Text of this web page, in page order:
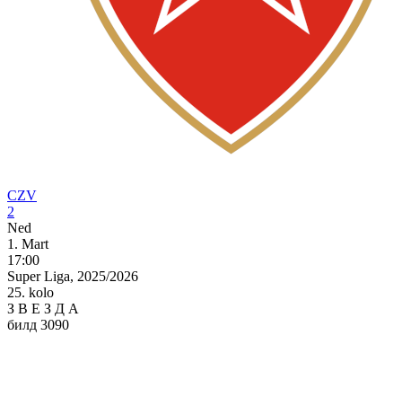
CZV
2
Ned
1. Mart
17:00
Super Liga, 2025/2026
25. kolo
З В Е З Д А
билд 3090